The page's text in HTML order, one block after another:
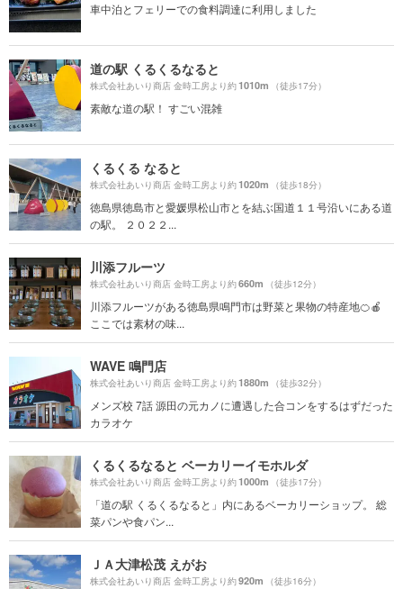
車中泊とフェリーでの食料調達に利用しました
道の駅 くるくるなると
株式会社あいり商店 金時工房より約1010m （徒歩17分）
素敵な道の駅！ すごい混雑
くるくる なると
株式会社あいり商店 金時工房より約1020m （徒歩18分）
徳島県徳島市と愛媛県松山市とを結ぶ国道１１号沿いにある道
の駅。 ２０２２...
川添フルーツ
株式会社あいり商店 金時工房より約660m （徒歩12分）
川添フルーツがある徳島県鳴門市は野菜と果物の特産地🍊🍎
ここでは素材の味...
WAVE 鳴門店
株式会社あいり商店 金時工房より約1880m （徒歩32分）
メンズ校 7話 源田の元カノに遭遇した合コンをするはずだった
カラオケ
くるくるなると ベーカリーイモホルダ
株式会社あいり商店 金時工房より約1000m （徒歩17分）
「道の駅 くるくるなると」内にあるベーカリーショップ。 総
菜パンや食パン...
ＪＡ大津松茂 えがお
株式会社あいり商店 金時工房より約920m （徒歩16分）